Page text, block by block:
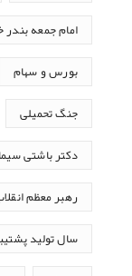
امام جمعه بندر
بورس و سهام
جنگ تحمیلی
دکتر باشتی
رهبر معظم
سال تولید